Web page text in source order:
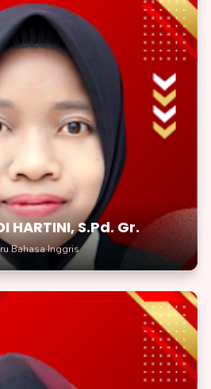
HARTINI, S.Pd. Gr.
Bahasa Inggris
HARTINI, S.Pd. Gr.
Bahasa Inggris
kuat dengan akar yang dalam, dan
pribadi yang tangguh.